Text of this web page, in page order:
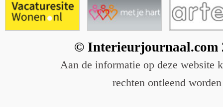
© Interieurjournaal.com
Aan de informatie op deze website
rechten ontleend worden